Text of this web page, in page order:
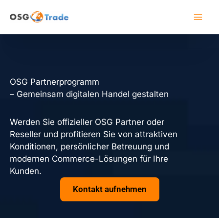
Inhalt
OSG Partnerprogramm
– Gemeinsam digitalen Handel gestalten
Werden Sie offizieller OSG Partner oder
Reseller und profitieren Sie von attraktiven
Konditionen, persönlicher Betreuung und
modernen Commerce-Lösungen für Ihre
Kunden.
Kontakt aufnehmen